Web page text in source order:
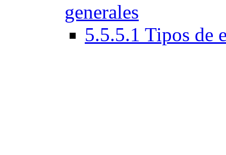
generales
5.5.5.1 Tipos de